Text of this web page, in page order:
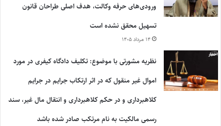
ورودی‌های حرفه وکالت، هدف اصلی طراحان قانون
تسهیل محقق نشده است
۱۴ مرداد ۱۴۰۵
نظریه مشورتی با موضوع: تکلیف دادگاه کیفری در مورد
اموال غیر منقول که در اثر ارتکاب جرایم در جرایم
کلاهبرداری و در حکم کلاهبرداری و انتقال مال غیر، سند
رسمی مالکیت به نام مرتکب صادر شده باشد